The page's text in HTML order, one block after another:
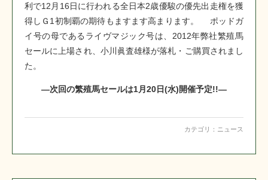
利で12月16日に行われる全日本2歳優駿の優先出走権を獲
得しＧ1初制覇の期待もますます高まります。 ポッドガ
イ号の母であるライヴマジック号は、2012年弊社繁殖馬
セールに上場され、小川眞査雄様が落札・ご購買されまし
た。
―次回の繁殖馬セールは1月20日(水)開催予定!!―
カテゴリ： ニュース